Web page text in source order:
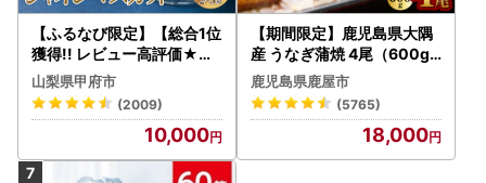
【ふるなび限定】【総合1位
獲得!! レビュー高評価★】
〈2026年度配送分〉山梨
県産 シャインマスカット 2
～3房（1.0kg以上）シャイ
ン フルーツ FN-Limited-S
P
山梨県甲府市
(2009)
10,000
【期間限定】鹿児島県大隅
産 うなぎ蒲焼 4尾（600g
） KN007-004-04-cp18
うなぎ 鰻 魚 惣菜 総菜
鹿児島県鹿屋市
(5765)
18,000